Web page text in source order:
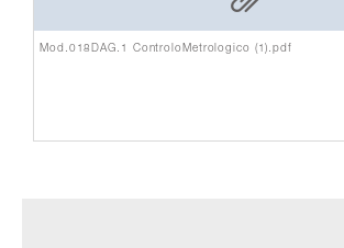
Mod.018DAG.1 ControloMetrologico (1).pdf